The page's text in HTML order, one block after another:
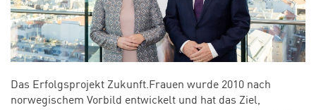
Das Erfolgsprojekt Zukunft.Frauen wurde 2010 nach
norwegischem Vorbild entwickelt und hat das Ziel,